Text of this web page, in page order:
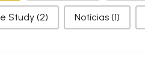
Study (2) Notícias (1)